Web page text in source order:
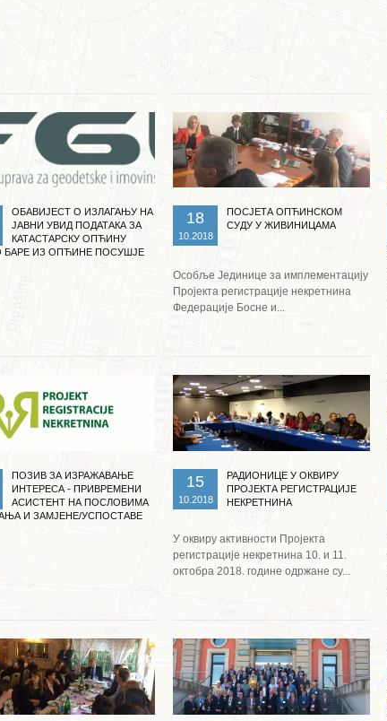
ОБАВИЈЕСТ О ИЗЛАГАЊУ НА
ЈАВНИ УВИД ПОДАТАКА ЗА
КАТАСТАРСКУ ОПЋИНУ
БАРЕ ИЗ ОПЋИНЕ ПОСУШЈЕ
18
10.2018
ПОСЈЕТА ОПЋИНСКОМ
СУДУ У ЖИВИНИЦАМА
Особље Јединице за имплементацију
Пројекта регистрације некретнина
Федерације Босне и...
ПОЗИВ ЗА ИЗРАЖАВАЊЕ
ИНТЕРЕСА - ПРИВРЕМЕНИ
АСИСТЕНТ НА ПОСЛОВИМА
И ЗАМЈЕНЕ/УСПОСТАВЕ
15
10.2018
РАДИОНИЦЕ У ОКВИРУ
ПРОЈЕКТА РЕГИСТРАЦИЈЕ
НЕКРЕТНИНА
У оквиру активности Пројекта
регистрације некретнина 10. и 11.
октобра 2018. године одржане су...